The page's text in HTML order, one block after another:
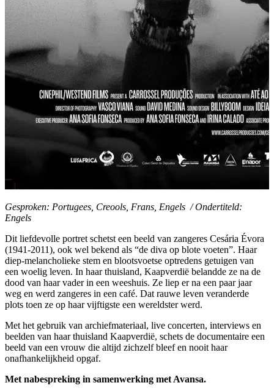
Gesproken: Portugees, Creools, Frans, Engels / Ondertiteld:
Engels
Dit liefdevolle portret schetst een beeld van zangeres Cesária Évora
(1941-2011), ook wel bekend als “de diva op blote voeten”. Haar
diep-melancholieke stem en blootsvoetse optredens getuigen van
een woelig leven. In haar thuisland, Kaapverdië belandde ze na de
dood van haar vader in een weeshuis. Ze liep er na een paar jaar
weg en werd zangeres in een café. Dat rauwe leven veranderde
plots toen ze op haar vijftigste een wereldster werd.
Met het gebruik van archiefmateriaal, live concerten, interviews en
beelden van haar thuisland Kaapverdië, schets de documentaire een
beeld van een vrouw die altijd zichzelf bleef en nooit haar
onafhankelijkheid opgaf.
Met nabespreking in samenwerking met Avansa.